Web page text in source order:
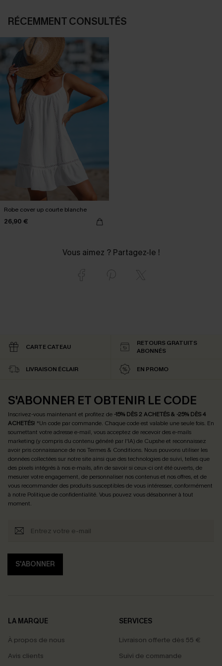
RÉCEMMENT CONSULTÉS
Robe cover up courte blanche
26,90 €
Vous aimez ? Partagez-le !
CARTE CATEAU
RETOURS GRATUITS
ABONNÉS
LIVRAISON ÉCLAIR EN PROMO
S'ABONNER ET OBTENIR LE CODE
Inscrivez-vous maintenant et profitez de -15% DÈS 2 ACHETÉS & -25% DÈS 4
ACHETÉS! *Un code par commande. Chaque code est valable une seule fois. En
soumettant votre adresse e-mail, vous acceptez de recevoir des e-mails
marketing (y compris du contenu généré par l'IA) de Cupshe et reconnaissez
avoir pris connaissance de nosTermes & Conditions. Nous pouvons utiliser les
données collectées sur notre site ainsi que des technologies de suivi, telles que
des pixels intégrés à nos e-mails, afin de savoir si ceux-ci ont été ouverts, de
mesurer votre engagement, de personnaliser nos contenus et nos offres, et de
vous recommander des produits susceptibles de vous intéresser, conformément
à notre Politique de confidentialité. Vous pouvez vous désabonner à tout
moment.
S'ABONNER
LA MARQUE
À propos de nous
Avis clients
SERVICES
Livraison offerte dès 55 €
Suivi de commande